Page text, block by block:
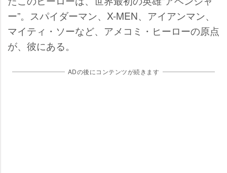
ー”。スパイダーマン、X-MEN、アイアンマン、
マイティ・ソーなど、アメコミ・ヒーローの原点
が、彼にある。
ADの後にコンテンツが続きます